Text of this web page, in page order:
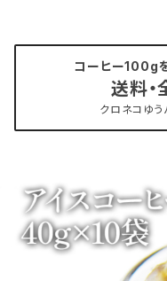
コーヒー100g
送料
クロネコゆう